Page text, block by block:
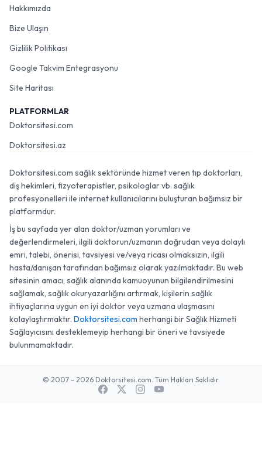
Hakkımızda
Bize Ulaşın
Gizlilik Politikası
Google Takvim Entegrasyonu
Site Haritası
PLATFORMLAR
Doktorsitesi.com
Doktorsitesi.az
Doktorsitesi.com sağlık sektöründe hizmet veren tıp doktorları,
diş hekimleri, fizyoterapistler, psikologlar vb. sağlık
profesyonelleri ile internet kullanıcılarını buluşturan bağımsız bir
platformdur.
İş bu sayfada yer alan doktor/uzman yorumları ve
değerlendirmeleri, ilgili doktorun/uzmanın doğrudan veya dolaylı
emri, talebi, önerisi, tavsiyesi ve/veya ricası olmaksızın, ilgili
hasta/danışan tarafından bağımsız olarak yazılmaktadır. Bu web
sitesinin amacı, sağlık alanında kamuoyunun bilgilendirilmesini
sağlamak, sağlık okuryazarlığını artırmak, kişilerin sağlık
ihtiyaçlarına uygun en iyi doktor veya uzmana ulaşmasını
kolaylaştırmaktır. Doktorsitesi.com herhangi bir Sağlık Hizmeti
Sağlayıcısını desteklemeyip herhangi bir öneri ve tavsiyede
bulunmamaktadır.
© 2007 - 2026 Doktorsitesi.com. Tüm Hakları Saklıdır.